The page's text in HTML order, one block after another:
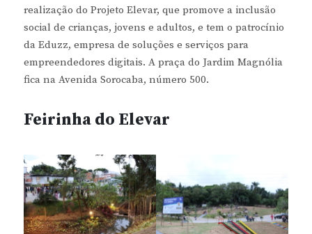
realização do Projeto Elevar, que promove a inclusão
social de crianças, jovens e adultos, e tem o patrocínio
da Eduzz, empresa de soluções e serviços para
empreendedores digitais. A praça do Jardim Magnólia
fica na Avenida Sorocaba, número 500.
Feirinha do Elevar